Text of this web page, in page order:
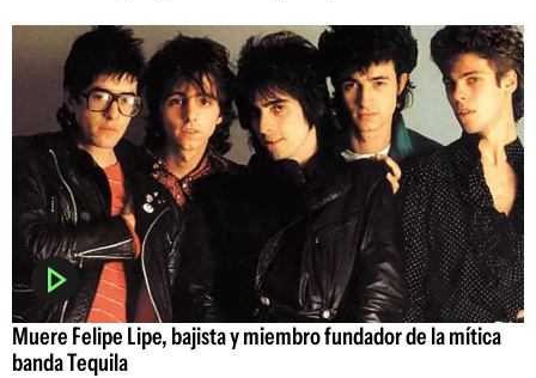
Muere Felipe Lipe, bajista y miembro fundador de la mítica
banda Tequila